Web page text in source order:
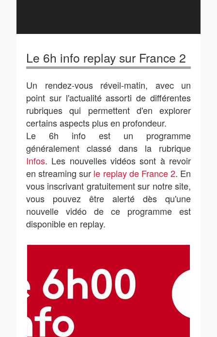
Le 6h info replay sur France 2
Un rendez-vous réveil-matin, avec un
point sur l'actualité assorti de différentes
rubriques qui permettent d'en explorer
certains aspects plus en profondeur.
Le 6h info est un programme
généralement classé dans la rubrique
Infos. Les nouvelles vidéos sont à revoir
en streaming sur le replay de France 2. En
vous inscrivant gratuitement sur notre site,
vous pouvez être alerté dès qu'une
nouvelle vidéo de ce programme est
disponible en replay.